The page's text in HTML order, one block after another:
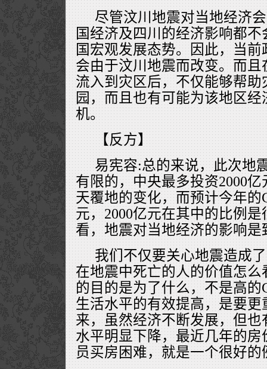
尽管汶川地震对当地经济
国经济及四川的经济影响都
国宏观发展态势。因此，当
会由于汶川地震而改变。而
流入到灾区后，不仅能够帮
园，而且也有可能为该地区
机。
【反方】
易宪容:总的来说，此次地
有限的，中央最多投资2000
天覆地的变化，而预计今年的
元，2000亿元在其中的比例
看，地震对当地经济的影响是
我们不仅要关心地震造成
在地震中死亡的人的价值怎
的目的是为了什么，不是高的
生活水平的有效提高，是要
来，虽然经济不断发展，但
水平明显下降，最近几年的
员买房困难，就是一个很好的